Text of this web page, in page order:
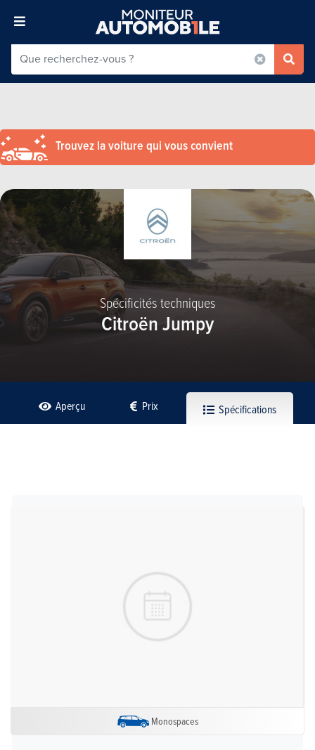
Trouvez la voiture qui vous convient
Spécificités techniques
Citroën Jumpy
Aperçu Prix Spécifications
Monospaces